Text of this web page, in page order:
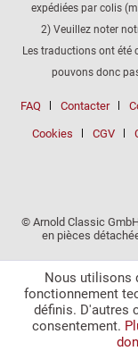
expédiées par colis
2) Veuillez noter
Les traductions ont été
pouvons donc
FAQ Contacter
Cookies CGV
© Arnold Classic
en pièces
Nous utilisons
fonctionnement
définis. D'autres
consentement.